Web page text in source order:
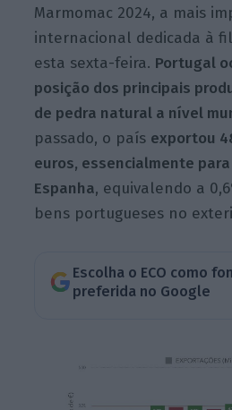
Marmomac 2024, a mais
internacional dedicada à
esta sexta-feira. Portugal
posição dos principais
de pedra natural a nível
passado, o país exportou
euros, essencialmente para
Espanha, equivalendo a
bens portugueses no
Escolha o ECO como
preferida no Google